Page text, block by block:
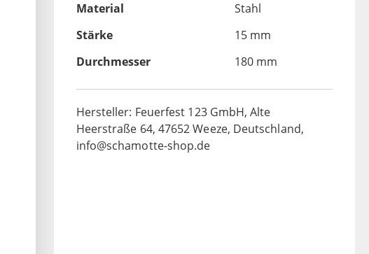
Material
Stahl
Stärke
15 mm
Durchmesser
180 mm
Hersteller: Feuerfest 123 GmbH, Alte
Heerstraße 64, 47652 Weeze, Deutschland,
info@schamotte-shop.de